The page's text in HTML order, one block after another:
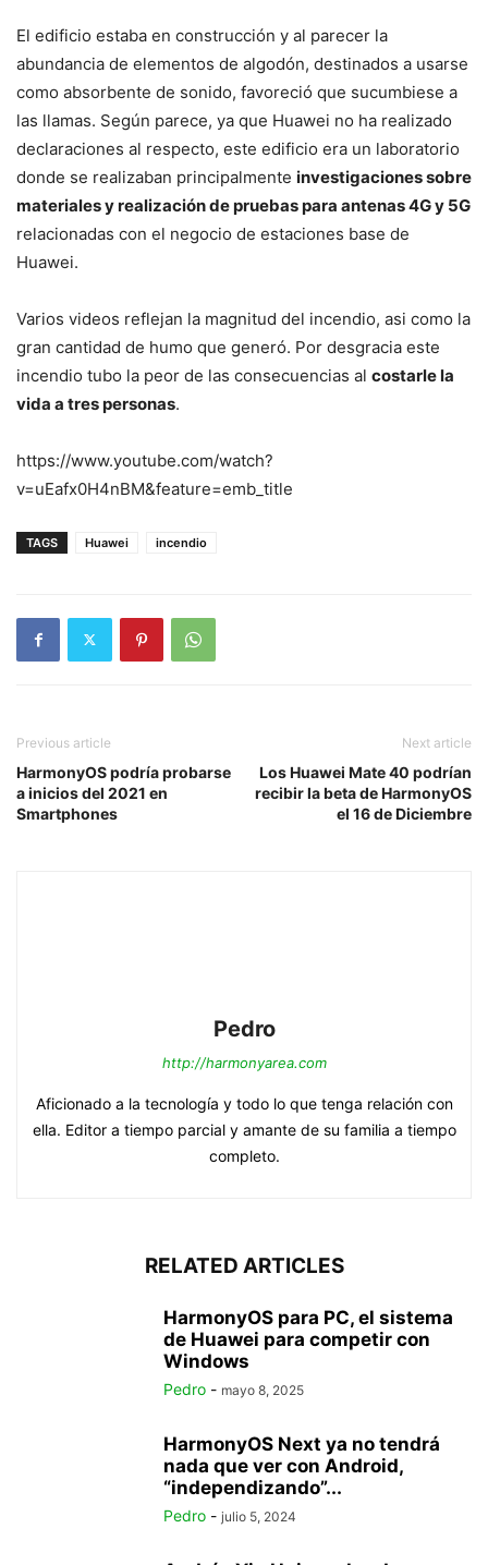
El edificio estaba en construcción y al parecer la
abundancia de elementos de algodón, destinados a usarse
como absorbente de sonido, favoreció que sucumbiese a
las llamas. Según parece, ya que Huawei no ha realizado
declaraciones al respecto, este edificio era un laboratorio
donde se realizaban principalmente investigaciones sobre
materiales y realización de pruebas para antenas 4G y 5G
relacionadas con el negocio de estaciones base de
Huawei.
Varios videos reflejan la magnitud del incendio, asi como la
gran cantidad de humo que generó. Por desgracia este
incendio tubo la peor de las consecuencias al costarle la
vida a tres personas.
https://www.youtube.com/watch?
v=uEafx0H4nBM&feature=emb_title
TAGS Huawei incendio
Previous article
HarmonyOS podría probarse
a inicios del 2021 en
Smartphones
Next article
Los Huawei Mate 40 podrían
recibir la beta de HarmonyOS
el 16 de Diciembre
Pedro
http://harmonyarea.com
Aficionado a la tecnología y todo lo que tenga relación con
ella. Editor a tiempo parcial y amante de su familia a tiempo
completo.
RELATED ARTICLES
HarmonyOS para PC, el sistema
de Huawei para competir con
Windows
Pedro - mayo 8, 2025
HarmonyOS Next ya no tendrá
nada que ver con Android,
“independizando”...
Pedro - julio 5, 2024